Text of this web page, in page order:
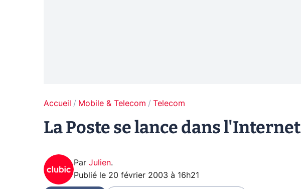
Accueil Mobile & Telecom Telecom
La Poste se lance dans l'Internet
Par Julien.
Publié le 20 février 2003 à 16h21